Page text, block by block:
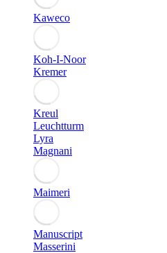
Kaweco
Koh-I-Noor
Kremer
Kreul
Leuchtturm
Lyra
Magnani
Maimeri
Manuscript
Masserini